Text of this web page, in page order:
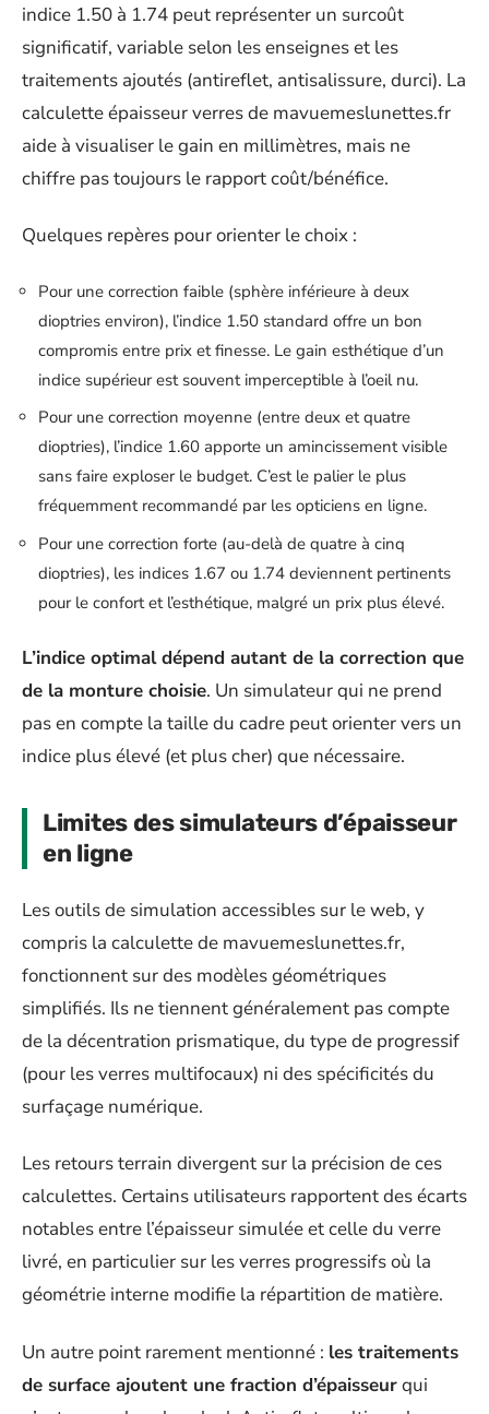
indice 1.50 à 1.74 peut représenter un surcoût
significatif, variable selon les enseignes et les
traitements ajoutés (antireflet, antisalissure, durci). La
calculette épaisseur verres de mavuemeslunettes.fr
aide à visualiser le gain en millimètres, mais ne
chiffre pas toujours le rapport coût/bénéfice.
Quelques repères pour orienter le choix :
Pour une correction faible (sphère inférieure à deux
dioptries environ), l’indice 1.50 standard offre un bon
compromis entre prix et finesse. Le gain esthétique d’un
indice supérieur est souvent imperceptible à l’oeil nu.
Pour une correction moyenne (entre deux et quatre
dioptries), l’indice 1.60 apporte un amincissement visible
sans faire exploser le budget. C’est le palier le plus
fréquemment recommandé par les opticiens en ligne.
Pour une correction forte (au-delà de quatre à cinq
dioptries), les indices 1.67 ou 1.74 deviennent pertinents
pour le confort et l’esthétique, malgré un prix plus élevé.
L’indice optimal dépend autant de la correction que
de la monture choisie. Un simulateur qui ne prend
pas en compte la taille du cadre peut orienter vers un
indice plus élevé (et plus cher) que nécessaire.
Limites des simulateurs d’épaisseur
en ligne
Les outils de simulation accessibles sur le web, y
compris la calculette de mavuemeslunettes.fr,
fonctionnent sur des modèles géométriques
simplifiés. Ils ne tiennent généralement pas compte
de la décentration prismatique, du type de progressif
(pour les verres multifocaux) ni des spécificités du
surfaçage numérique.
Les retours terrain divergent sur la précision de ces
calculettes. Certains utilisateurs rapportent des écarts
notables entre l’épaisseur simulée et celle du verre
livré, en particulier sur les verres progressifs où la
géométrie interne modifie la répartition de matière.
Un autre point rarement mentionné : les traitements
de surface ajoutent une fraction d’épaisseurqui